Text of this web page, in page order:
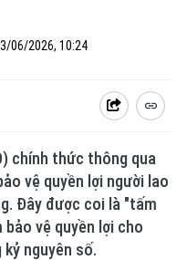
06/2026, 10:24
chính thức thông qua
vệ quyền lợi người lao
Đây được coi là "tấm
bảo vệ quyền lợi cho
nguyên số.